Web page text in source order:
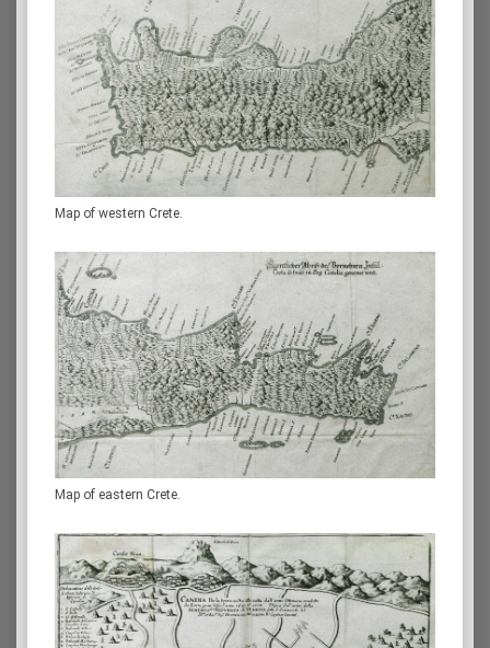
Map of western Crete.
Map of eastern Crete.